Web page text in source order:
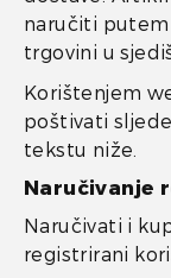
naručiti
trgovini u
Korištenjem
poštivati
tekstu niže.
Naručivanje
Naručivati i
registrirani